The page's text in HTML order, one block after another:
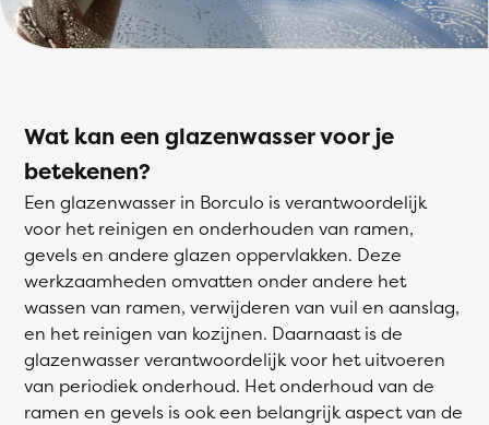
Wat kan een glazenwasser voor je
betekenen?
Een glazenwasser in Borculo is verantwoordelijk
voor het reinigen en onderhouden van ramen,
gevels en andere glazen oppervlakken. Deze
werkzaamheden omvatten onder andere het
wassen van ramen, verwijderen van vuil en aanslag,
en het reinigen van kozijnen. Daarnaast is de
glazenwasser verantwoordelijk voor het uitvoeren
van periodiek onderhoud. Het onderhoud van de
ramen en gevels is ook een belangrijk aspect van de